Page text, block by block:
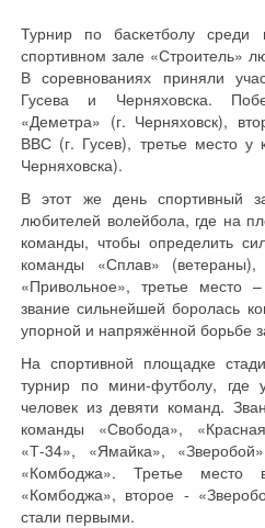
Турнир по баскетболу
спортивном зале «Строитель»
В соревнованиях приняли
Гусева и Черняховска.
«Деметра» (г. Черняховск),
ВВС (г. Гусев), третье место у
Черняховска).
В этот же день спортивный
любителей волейбола, где на
команды, чтобы определить
команды «Сплав»
«Привольное», третье место
звание сильнейшей боролась
упорной и напряжённой борьбе
На спортивной площадке
турнир по мини-футболу, где
человек из девяти команд.
команды «Свобода»,
«Т-34», «Ямайка»,
«Комбоджа». Третье место
«Комбоджа», второе -
стали первыми.